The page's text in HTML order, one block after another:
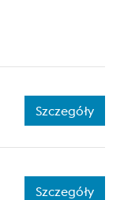
Szczegóły
Szczegóły